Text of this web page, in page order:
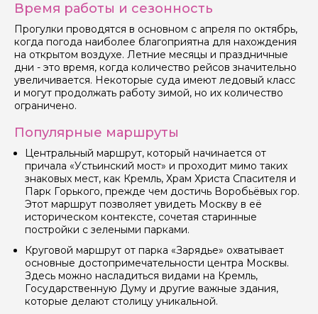
Время работы и сезонность
Прогулки проводятся в основном с апреля по октябрь,
когда погода наиболее благоприятна для нахождения
на открытом воздухе. Летние месяцы и праздничные
дни - это время, когда количество рейсов значительно
увеличивается. Некоторые суда имеют ледовый класс
и могут продолжать работу зимой, но их количество
ограничено.
Популярные маршруты
Центральный маршрут, который начинается от
причала «Устьинский мост» и проходит мимо таких
знаковых мест, как Кремль, Храм Христа Спасителя и
Парк Горького, прежде чем достичь Воробьёвых гор.
Этот маршрут позволяет увидеть Москву в её
историческом контексте, сочетая старинные
постройки с зелеными парками.
Круговой маршрут от парка «Зарядье» охватывает
основные достопримечательности центра Москвы.
Здесь можно насладиться видами на Кремль,
Государственную Думу и другие важные здания,
которые делают столицу уникальной.
Вопросы и комментарии
Если у вас есть интересующие вопросы, можете их
задать
Я даю своё согласие на обработку персональных
Отправить